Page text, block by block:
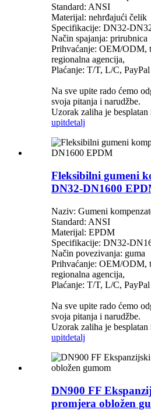
Standard: ANSI
Materijal: nehrđajući čelik
Specifikacije: DN32-
Način spajanja: prirubnica
Prihvaćanje: OEM/ODM,
regionalna agencija,
Plaćanje: T/T, L/C, PayPal
Na sve upite rado ćemo
svoja pitanja i narudžbe.
Uzorak zaliha je besplatan
upitdetalj
Fleksibilni gumeni
DN32-DN1600
Naziv: Gumeni
Standard: ANSI
Materijal: EPDM
Specifikacije: DN32-
Način povezivanja: guma
Prihvaćanje: OEM/ODM,
regionalna agencija,
Plaćanje: T/T, L/C, PayPal
Na sve upite rado ćemo
svoja pitanja i narudžbe.
Uzorak zaliha je besplatan
upitdetalj
DN900 FF
promjera obložen